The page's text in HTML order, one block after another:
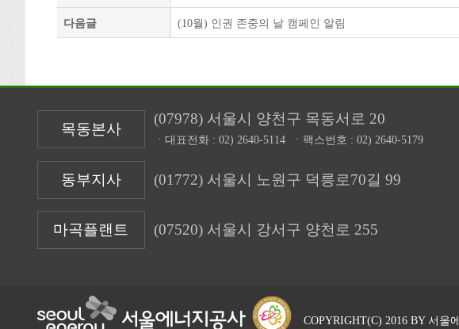
다음글 (10월) 인권 존중의 날 캠페인 알림
목동본사
(07978) 서울시 양천구 목동서로 20
ㆍ대표전화 :02) 2640-5114 ㆍ팩스번호 :02) 2640-5179
동부지사 (01772) 서울시 노원구 덕릉로70길 99
마곡플랜트 (07520) 서울시 강서구 양천로 255
COPYRIGHT(C) 2016 BY 서울